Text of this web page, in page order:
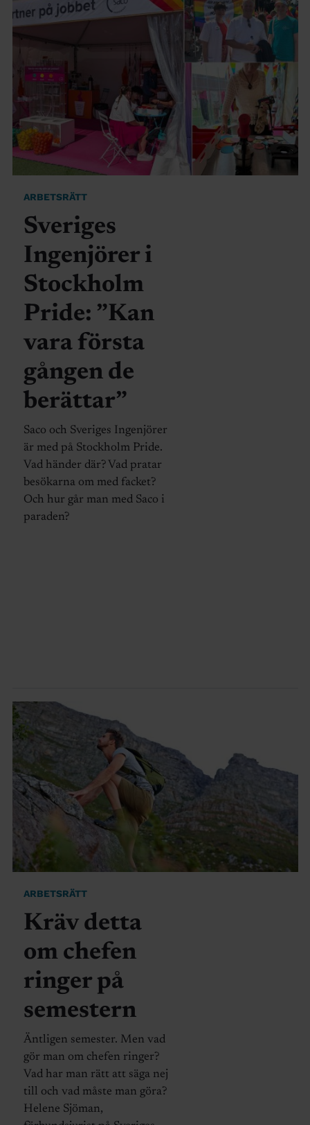
ARBETSRÄTT
Sveriges
Ingenjörer i
Stockholm
Pride: ”Kan
vara första
gången de
berättar”
Saco och Sveriges Ingenjörer
är med på Stockholm Pride.
Vad händer där? Vad pratar
besökarna om med facket?
Och hur går man med Saco i
paraden?
ARBETSRÄTT
Kräv detta
om chefen
ringer på
semestern
Äntligen semester. Men vad
gör man om chefen ringer?
Vad har man rätt att säga nej
till och vad måste man göra?
Helene Sjöman,